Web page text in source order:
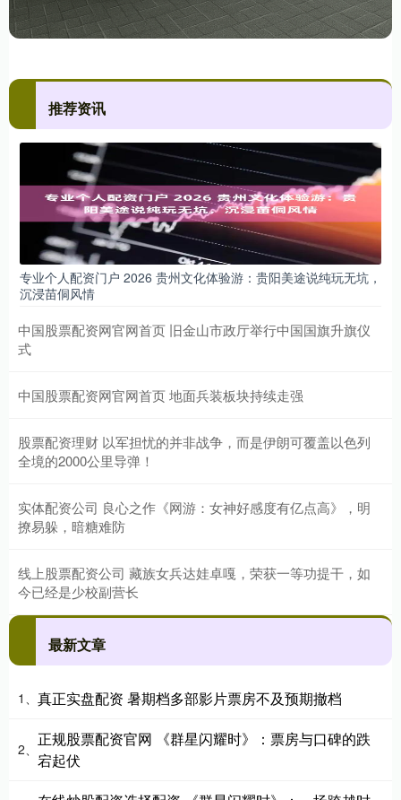
推荐资讯
专业个人配资门户 2026 贵州文化体验游：贵阳美途说纯玩无坑，
沉浸苗侗风情
中国股票配资网官网首页 旧金山市政厅举行中国国旗升旗仪
式
中国股票配资网官网首页 地面兵装板块持续走强
股票配资理财 以军担忧的并非战争，而是伊朗可覆盖以色列
全境的2000公里导弹！
实体配资公司 良心之作《网游：女神好感度有亿点高》，明
撩易躲，暗糖难防
线上股票配资公司 藏族女兵达娃卓嘎，荣获一等功提干，如
今已经是少校副营长
最新文章
1、 真正实盘配资 暑期档多部影片票房不及预期撤档
2、
正规股票配资官网 《群星闪耀时》：票房与口碑的跌
宕起伏